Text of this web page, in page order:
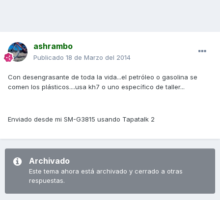
ashrambo
Publicado 18 de Marzo del 2014
Con desengrasante de toda la vida...el petróleo o gasolina se
comen los plásticos....usa kh7 o uno específico de taller...
Enviado desde mi SM-G3815 usando Tapatalk 2
Archivado
Este tema ahora está archivado y cerrado a otras
respuestas.